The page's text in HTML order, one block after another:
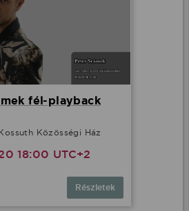
fél-playback
Közösségi Ház
18:00 UTC+2
Részletek